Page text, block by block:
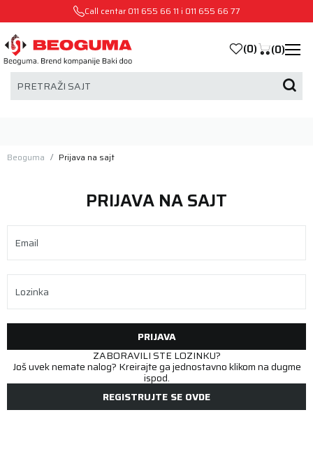
Call centar 011 655 66 11 i 011 655 66 77
PRETRAŽI SAJT
(0) (0)
Beoguma Prijava na sajt
PRIJAVA NA SAJT
Email
Lozinka
PRIJAVA
ZABORAVILI STE LOZINKU?
Još uvek nemate nalog? Kreirajte ga jednostavno klikom na dugme
ispod.
REGISTRUJTE SE OVDE